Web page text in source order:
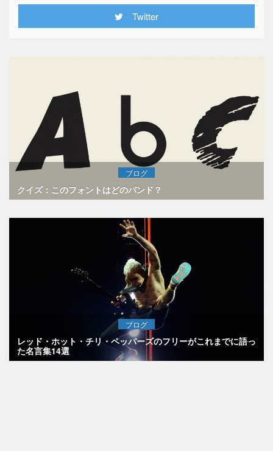
Twitter
ブログ
クイズ：このフォントはどのバンド？
ブログ
レッド・ホット・チリ・ペッパーズのフリーがこれまでに語っ
た名言集14選